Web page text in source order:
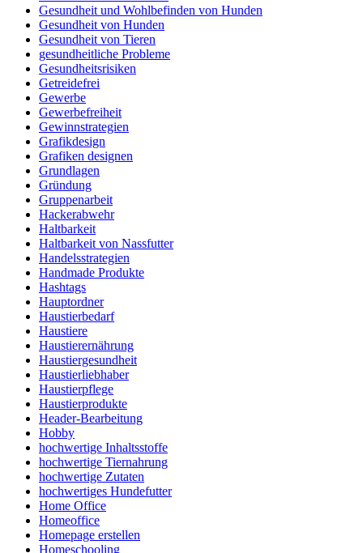
Gesundheit und Wohlbefinden von Hunden
Gesundheit von Hunden
Gesundheit von Tieren
gesundheitliche Probleme
Gesundheitsrisiken
Getreidefrei
Gewerbe
Gewerbefreiheit
Gewinnstrategien
Grafikdesign
Grafiken designen
Grundlagen
Gründung
Gruppenarbeit
Hackerabwehr
Haltbarkeit
Haltbarkeit von Nassfutter
Handelsstrategien
Handmade Produkte
Hashtags
Hauptordner
Haustierbedarf
Haustiere
Haustierernährung
Haustiergesundheit
Haustierliebhaber
Haustierpflege
Haustierprodukte
Header-Bearbeitung
Hobby
hochwertige Inhaltsstoffe
hochwertige Tiernahrung
hochwertige Zutaten
hochwertiges Hundefutter
Home Office
Homeoffice
Homepage erstellen
Homeschooling